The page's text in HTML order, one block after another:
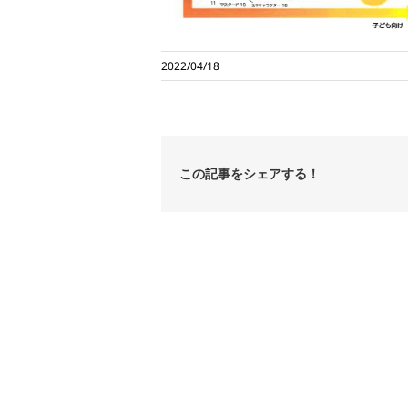
2022/04/18
この記事をシェアする！